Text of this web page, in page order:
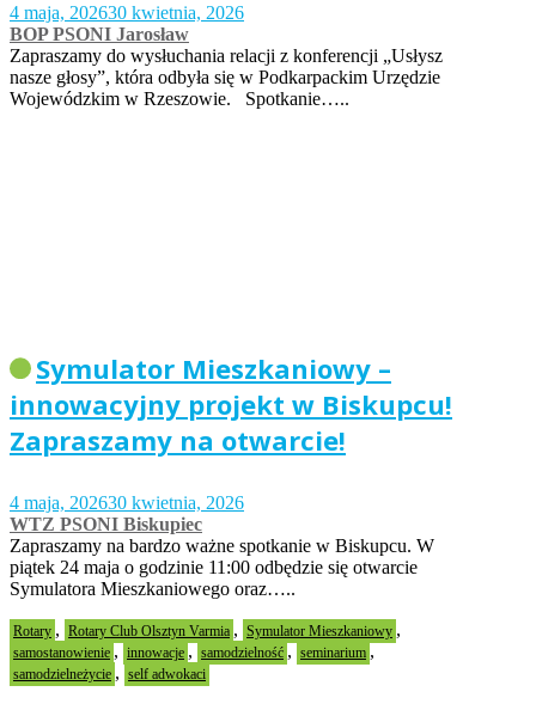
4 maja, 202630 kwietnia, 2026
BOP PSONI Jarosław
Zapraszamy do wysłuchania relacji z konferencji „Usłysz
nasze głosy”, która odbyła się w Podkarpackim Urzędzie
Wojewódzkim w Rzeszowie. Spotkanie…..
Symulator Mieszkaniowy –
innowacyjny projekt w Biskupcu!
Zapraszamy na otwarcie!
4 maja, 202630 kwietnia, 2026
WTZ PSONI Biskupiec
Zapraszamy na bardzo ważne spotkanie w Biskupcu. W
piątek 24 maja o godzinie 11:00 odbędzie się otwarcie
Symulatora Mieszkaniowego oraz…..
Rotary , Rotary Club Olsztyn Varmia , Symulator Mieszkaniowy ,
samostanowienie , innowacje , samodzielność , seminarium ,
samodzielneżycie , self adwokaci